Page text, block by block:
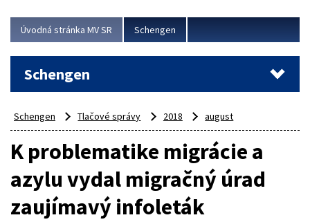
demonštrovať pripravenosť Slovenska na možné...
Úvodná stránka MV SR Schengen
Schengen
Schengen Tlačové správy 2018 august
K problematike migrácie a
azylu vydal migračný úrad
zaujímavý infoleták